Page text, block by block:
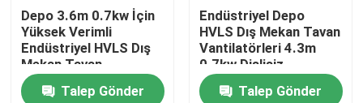
Kalite kontrol
Bizimle iletişime geçin
Depo 3.6m 0.7kw İçin
Yüksek Verimli
Endüstriyel HVLS Dış
Mekan Tavan
Vantilatörleri
Talep Gönder
Endüstriyel Depo
HVLS Dış Mekan Tavan
Vantilatörleri 4.3m
0.7kw Dişlisiz
Talep Gönder